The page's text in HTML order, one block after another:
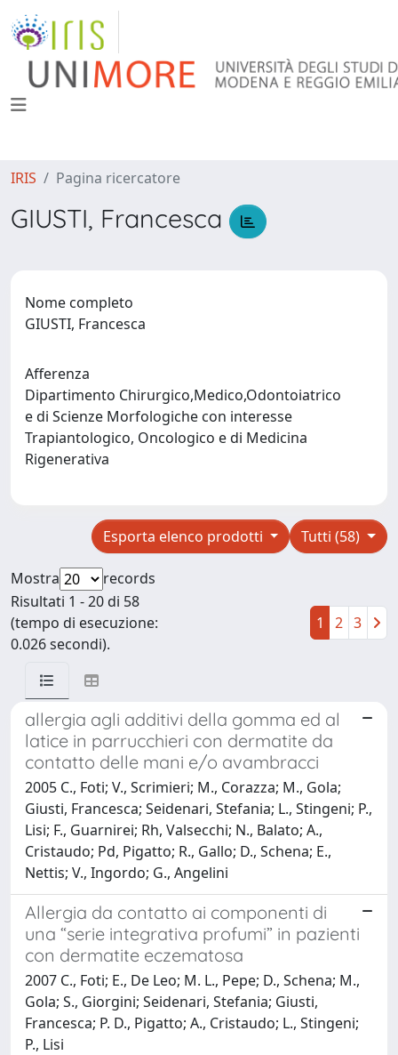
IRIS Pagina ricercatore
GIUSTI, Francesca
Nome completo
GIUSTI, Francesca
Afferenza
Dipartimento Chirurgico,Medico,Odontoiatrico
e di Scienze Morfologiche con interesse
Trapiantologico, Oncologico e di Medicina
Rigenerativa
Tutti (58)
Esporta elenco prodotti
Mostra
records
Risultati 1 - 20 di 58
(tempo di esecuzione:
0.026 secondi).
1 2 3
allergia agli additivi della gomma ed al
latice in parrucchieri con dermatite da
contatto delle mani e/o avambracci
2005 C., Foti; V., Scrimieri; M., Corazza; M., Gola;
Giusti, Francesca; Seidenari, Stefania; L., Stingeni; P.,
Lisi; F., Guarnirei; Rh, Valsecchi; N., Balato; A.,
Cristaudo; Pd, Pigatto; R., Gallo; D., Schena; E.,
Nettis; V., Ingordo; G., Angelini
Allergia da contatto ai componenti di
una “serie integrativa profumi” in pazienti
con dermatite eczematosa
2007 C., Foti; E., De Leo; M. L., Pepe; D., Schena; M.,
Gola; S., Giorgini; Seidenari, Stefania; Giusti,
Francesca; P. D., Pigatto; A., Cristaudo; L., Stingeni;
P., Lisi